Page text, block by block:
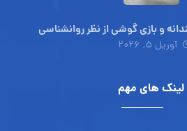
و بازی گوشی از نظر روانشناسی
آوریل ۵, ۲۰۲۶
لینک های مهم